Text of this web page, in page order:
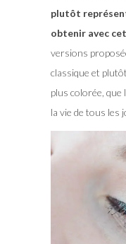
plutôt
obtenir avec
versions
classique et
plus colorée, que
la vie de tous les